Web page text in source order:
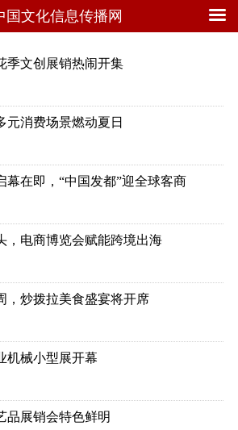
国文化信息传播网
季文创展销热闹开集
元消费场景燃动夏日
幕在即，“中国发都”迎全球客商
，电商博览会赋能跨境出海
，炒拨拉美食盛宴将开席
机械小型展开幕
品展销会特色鲜明